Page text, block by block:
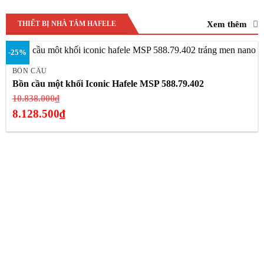
THIẾT BỊ NHÀ TẮM HAFELE Xem thêm
-25%
BỒN CẦU
Bồn cầu một khối Iconic Hafele MSP 588.79.402
10.838.000₫
gốc
8.128.500₫